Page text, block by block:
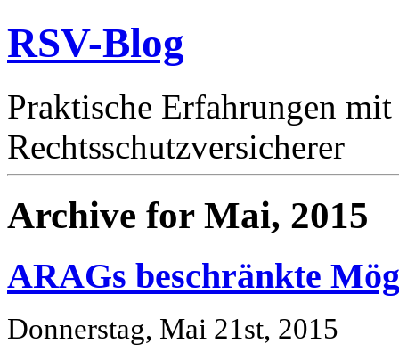
RSV-Blog
Praktische Erfahrungen
Rechtsschutzversicherer
Archive for Mai, 2015
ARAGs beschränkte
Donnerstag, Mai 21st, 2015